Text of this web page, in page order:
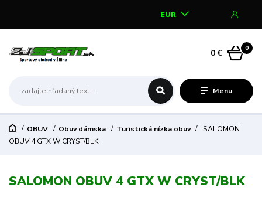
Menu
EUR
0
0 €
OBUV Obuv dámska Turistická nízka obuv
SALOMON
OBUV 4 GTX W CRYST/BLK
SALOMON OBUV 4 GTX W CRYST/BLK